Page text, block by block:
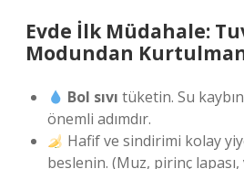
Evde İlk Müdahale:
Modundan
Bol sıvı tüketin. Su
önemli adımdır.
Hafif ve sindirimi kolay
beslenin. (Muz, pirinç